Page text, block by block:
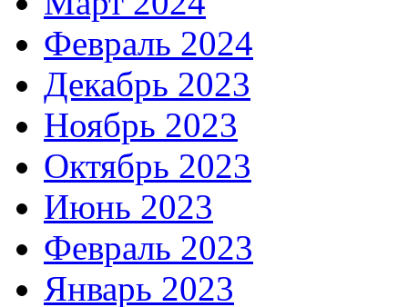
Февраль 2024
Декабрь 2023
Ноябрь 2023
Октябрь 2023
Июнь 2023
Февраль 2023
Январь 2023